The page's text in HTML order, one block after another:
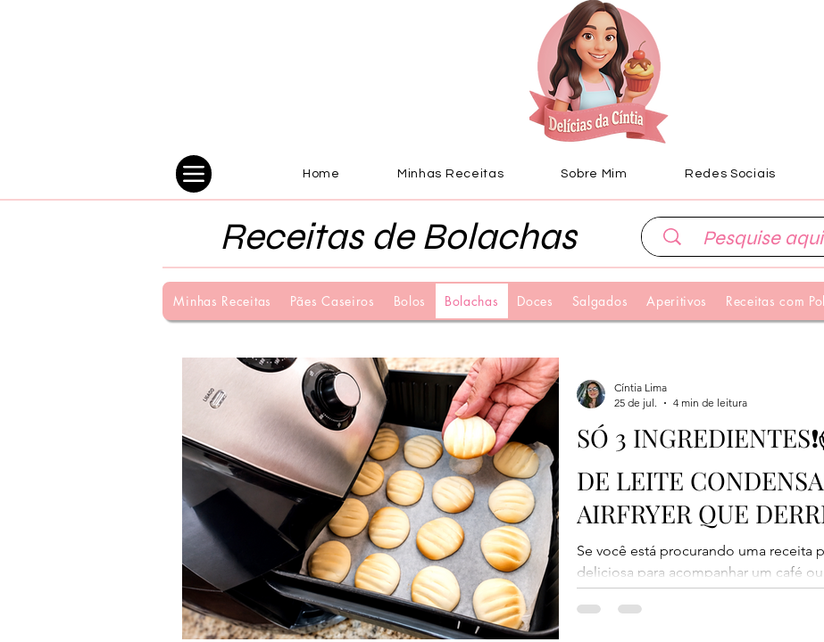
Home Minhas Receitas Sobre Mim Redes Sociais
Receitas de Bolachas
Minhas Receitas Pães Caseiros Bolos Bolachas Doces Salgados Aperitivos Receitas com
SÓ 3
DE LEITE
AIRFRYER QUE
😍
Se você está procurando uma receita
deliciosa para acompanhar um café
especial para a família, acabou de
leite condensado na Air Fryer ficam
Cíntia Lima
25 de jul.
4 min de leitura